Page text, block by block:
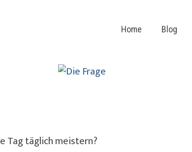
Home Blog
Tag täglich meistern?